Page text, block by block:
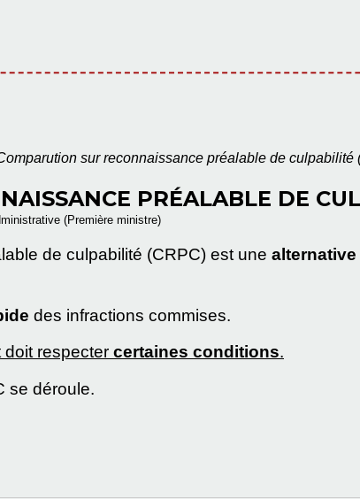
sur reconnaissance préalable de culpabilité
PRÉALABLE DE
(Première ministre)
de culpabilité (CRPC) est une
des infractions commises.
doit respecter certaines conditions.
se déroule.